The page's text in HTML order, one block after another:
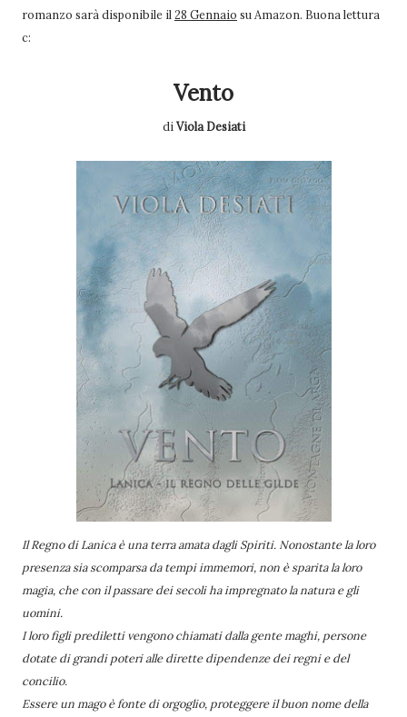
romanzo sarà disponibile il 28 Gennaio su Amazon. Buona lettura
c:
Vento
di Viola Desiati
Il Regno di Lanica è una terra amata dagli Spiriti. Nonostante la loro
presenza sia scomparsa da tempi immemori, non è sparita la loro
magia, che con il passare dei secoli ha impregnato la natura e gli
uomini.
I loro figli prediletti vengono chiamati dalla gente maghi, persone
dotate di grandi poteri alle dirette dipendenze dei regni e del
concilio.
Essere un mago è fonte di orgoglio, proteggere il buon nome della